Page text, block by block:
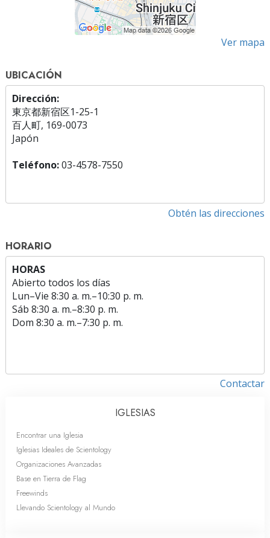
Ver mapa
UBICACIÓN
Dirección:
東京都新宿区1-25-1
百人町, 169-0073
Japón
Teléfono:03-4578-7550
Obtén las direcciones
HORARIO
HORAS
Abierto todos los días
Lun–Vie 8:30 a. m.–10:30 p. m.
Sáb 8:30 a. m.–8:30 p. m.
Dom 8:30 a. m.–7:30 p. m.
Contactar
IGLESIAS
Encontrar una Iglesia
Iglesias Ideales de Scientology
Organizaciones Avanzadas
Base en Tierra de Flag
Freewinds
Llevando Scientology al Mundo